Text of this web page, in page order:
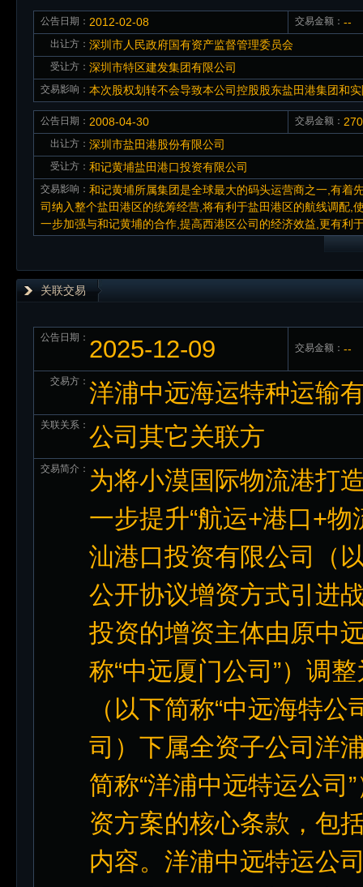
公告日期： 2012-02-08 交易金额： --
出让方： 深圳市人民政府国有资产监督管理委员会
受让方： 深圳市特区建发集团有限公司
交易影响： 本次股权划转不会导致本公司控股股东盐田港集团和
公告日期： 2008-04-30 交易金额：
出让方： 深圳市盐田港股份有限公司
受让方： 和记黄埔盐田港口投资有限公司
交易影响： 和记黄埔所属集团是全球最大的码头运营商之一,有着
司纳入整个盐田港区的统筹经营,将有利于盐田港区的航线调配,
一步加强与和记黄埔的合作,提高西港区公司的经济效益,更有利
关联交易
公告日期： 2025-12-09 交易金额： --
交易方： 洋浦中远海运特种运输
关联关系： 公司其它关联方
交易简介： 为将小漠国际物流港打
一步提升“航运+港口+
汕港口投资有限公司（
公开协议增资方式引进
投资的增资主体由原中
称“中远厦门公司”）调
（以下简称“中远海特
司）下属全资子公司洋
简称“洋浦中远特运公司
资方案的核心条款，包
内容。洋浦中远特运公